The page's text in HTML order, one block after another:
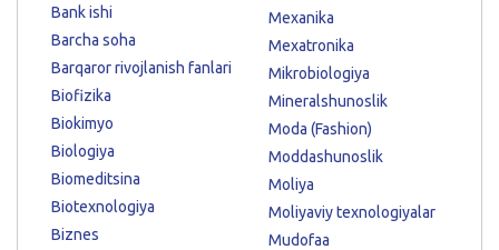
Bank ishi
Barcha soha
Barqaror rivojlanish fanlari
Biofizika
Biokimyo
Biologiya
Biomeditsina
Biotexnologiya
Biznes
Mexanika
Mexatronika
Mikrobiologiya
Mineralshunoslik
Moda (Fashion)
Moddashunoslik
Moliya
Moliyaviy texnologiyalar
Mudofaa